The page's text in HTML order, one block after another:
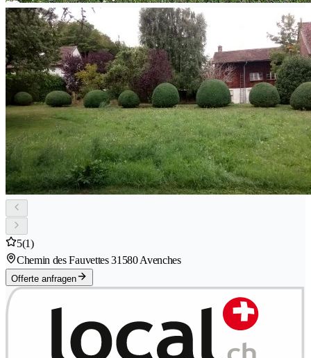
5(1)
Chemin des Fauvettes 31580 Avenches
Offerte anfragen